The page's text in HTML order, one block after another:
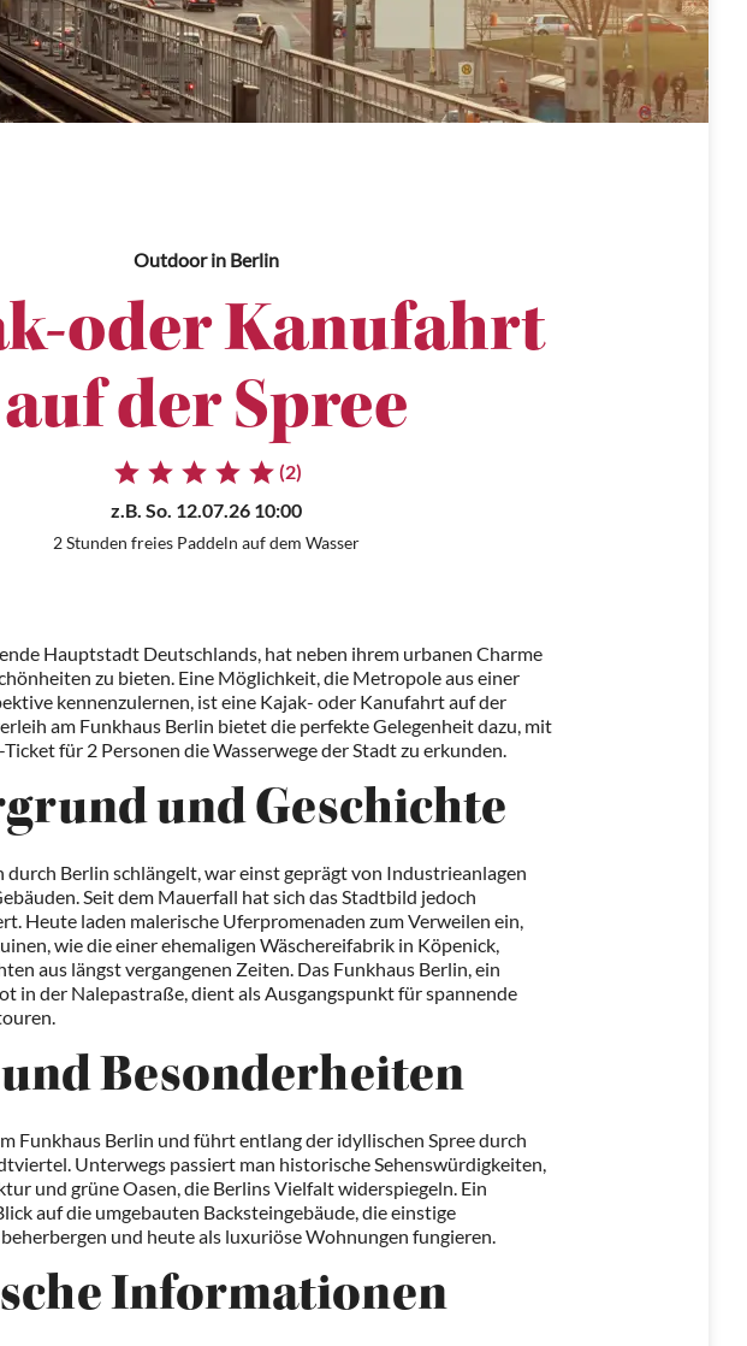
Outdoorin Berlin
oder Kanufahrt
auf der Spree
(2)
z.B. So. 12.07.26 10:00
2 Stunden freies Paddeln auf dem Wasser
Hauptstadt Deutschlands, hat neben ihrem urbanen Charme
zu bieten. Eine Möglichkeit, die Metropole aus einer
kennenzulernen, ist eine Kajak- oder Kanufahrt auf der
am Funkhaus Berlin bietet die perfekte Gelegenheit dazu, mit
für 2 Personen die Wasserwege der Stadt zu erkunden.
und Geschichte
durch Berlin schlängelt, war einst geprägt von Industrieanlagen
Seit dem Mauerfall hat sich das Stadtbild jedoch
Heute laden malerische Uferpromenaden zum Verweilen ein,
wie die einer ehemaligen Wäschereifabrik in Köpenick,
aus längst vergangenen Zeiten. Das Funkhaus Berlin, ein
in der Nalepastraße, dient als Ausgangspunkt für spannende
Besonderheiten
Funkhaus Berlin und führt entlang der idyllischen Spree durch
Unterwegs passiert man historische Sehenswürdigkeiten,
und grüne Oasen, die Berlins Vielfalt widerspiegeln. Ein
auf die umgebauten Backsteingebäude, die einstige
und heute als luxuriöse Wohnungen fungieren.
Informationen